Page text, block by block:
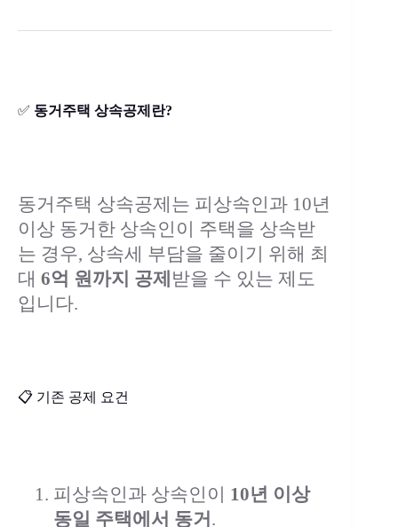
✅ 동거주택 상속공제란?
동거주택 상속공제는 피상속인과 10년
이상 동거한 상속인이 주택을 상속받
는 경우, 상속세 부담을 줄이기 위해 최
대 6억 원까지 공제 받을 수 있는 제도
입니다.
📋 기존 공제 요건
피상속인과 상속인이 10년 이상
동일 주택에서 동거 .